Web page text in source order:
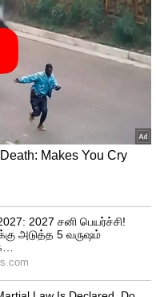
சவுத்ரி அளித்த
வங்கத்தில்
மம்தா
என்றார்.
மாநில
வெளியே
போஸ்டர்களில்
சிலர் மை
அருகே
என்று பேனாவால்